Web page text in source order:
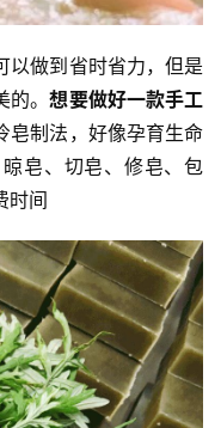
以做到省时省力，但是
的。想要做好一款手工
皂制法，好像孕育生命
皂、切皂、修皂、包
时间